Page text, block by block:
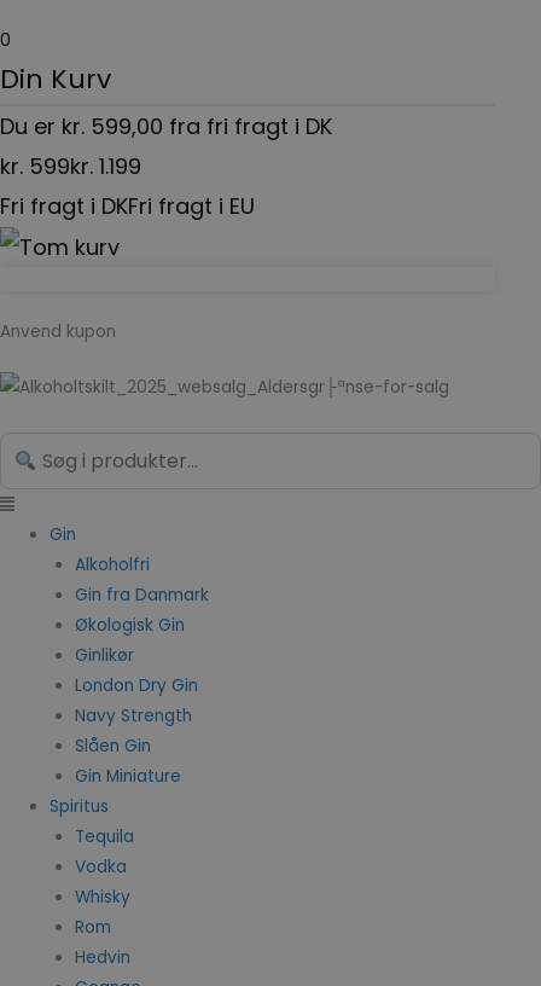
0
Din Kurv
Du er kr. 599,00 fra fri fragt i DK
kr. 599kr. 1.199
Fri fragt i DKFri fragt i EU
Anvend kupon
Gå
til
Menu
Gin
Alkoholfri
Gin fra Danmark
Økologisk Gin
Ginlikør
London Dry Gin
Navy Strength
Slåen Gin
Gin Miniature
Spiritus
Tequila
Vodka
Whisky
Rom
Hedvin
Yusibi
antal
Search...